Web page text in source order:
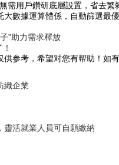
需用戶鑽研底層設置，省去
數據運算體係，自動篩選最
”助力需求釋放
参考，希望对您有帮助！如
織企業
靈活就業人員可自願繳納